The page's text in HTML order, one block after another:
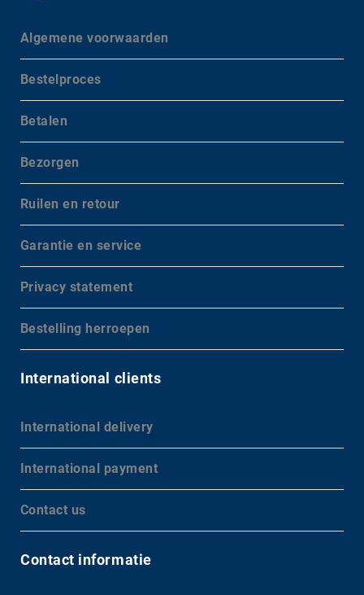
Algemene voorwaarden
Bestelproces
Betalen
Bezorgen
Ruilen en retour
Garantie en service
Privacy statement
Bestelling herroepen
International clients
International delivery
International payment
Contact us
Contact informatie